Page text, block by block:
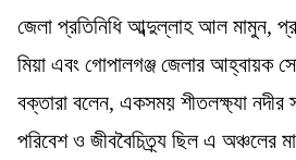
জেলা প্রতিনিধি আব্দুল্লাহ আল মামুন,
মিয়া এবং গোপালগঞ্জ জেলার আহ্বায়ক
বক্তারা বলেন, একসময় শীতলক্ষ্যা
পরিবেশ ও জীববৈচিত্র্য ছিল এ অঞ্চলের